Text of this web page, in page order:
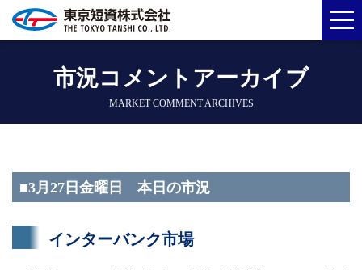
市況コメントアーカイブ
MARKET COMMENT ARCHIVES
■3月27日金曜日 本日の市況
インターバンク市場